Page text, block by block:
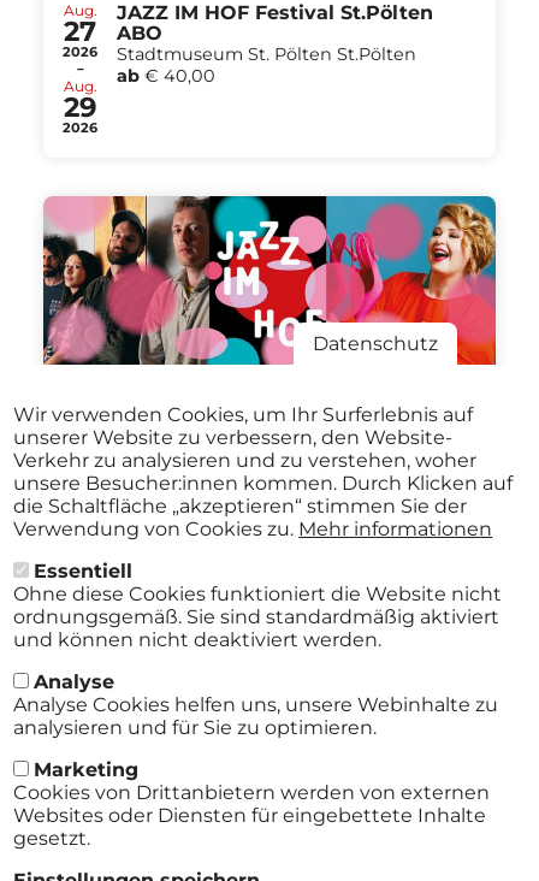
Aug.
27
2026
-
Aug.
29
2026
JAZZ IM HOF Festival St.Pölten
ABO
Stadtmuseum St. Pölten St.Pölten
ab € 40,00
27
2026
19:30 Uhr
VICTORIA KIRILOVA QUARTET /
KARIN BACHNER & BIG BAND
Stadtmuseum St. Pölten St.Pölten
ab€ 12,00
Datenschutz
Wir verwenden Cookies, um Ihr Surferlebnis auf
unserer Website zu verbessern, den Website-
Verkehr zu analysieren und zu verstehen, woher
unsere Besucher:innen kommen. Durch Klicken auf
die Schaltfläche „akzeptieren“ stimmen Sie der
Verwendung von Cookies zu. Mehr informationen
Essentiell
Ohne diese Cookies funktioniert die Website nicht
ordnungsgemäß. Sie sind standardmäßig aktiviert
und können nicht deaktiviert werden.
Analyse
Analyse Cookies helfen uns, unsere Webinhalte zu
analysieren und für Sie zu optimieren.
Marketing
Cookies von Drittanbietern werden von externen
Websites oder Diensten für eingebettete Inhalte
gesetzt.